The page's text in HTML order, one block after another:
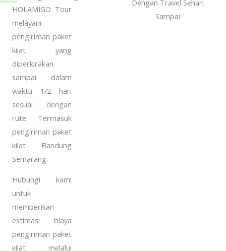
HOLAMIGO Tour
melayani
pengiriman paket
kilat yang
diperkirakan
sampai dalam
waktu 1/2 hari
sesuai dengan
rute. Termasuk
pengiriman paket
kilat Bandung
Semarang.
Hubungi kami
untuk
memberikan
estimasi biaya
pengiriman paket
kilat melalui